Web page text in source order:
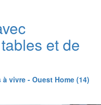
et de
vivre - Ouest Home (14)